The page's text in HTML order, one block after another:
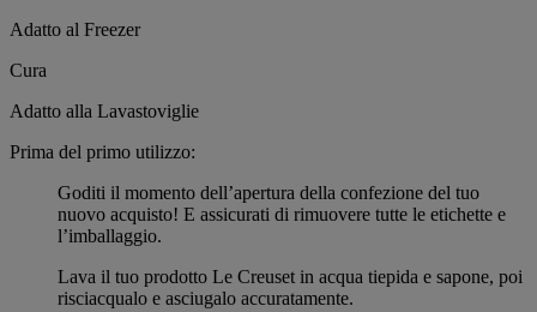
Adatto al Freezer
Cura
Adatto alla Lavastoviglie
Prima del primo utilizzo:
Goditi il momento dell’apertura della confezione del tuo
nuovo acquisto! E assicurati di rimuovere tutte le etichette e
l’imballaggio.
Lava il tuo prodotto Le Creuset in acqua tiepida e sapone, poi
risciacqualo e asciugalo accuratamente.